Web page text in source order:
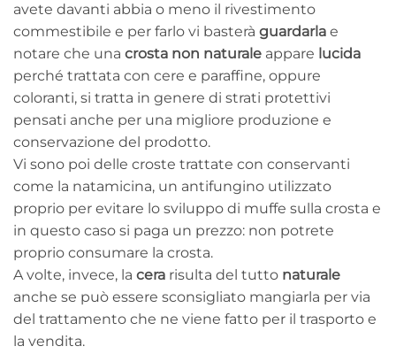
avete davanti abbia o meno il rivestimento
commestibile e per farlo vi basterà guardarla e
notare che una crosta non naturale appare lucida
perché trattata con cere e paraffine, oppure
coloranti, si tratta in genere di strati protettivi
pensati anche per una migliore produzione e
conservazione del prodotto.
Vi sono poi delle croste trattate con conservanti
come la natamicina, un antifungino utilizzato
proprio per evitare lo sviluppo di muffe sulla crosta e
in questo caso si paga un prezzo: non potrete
proprio consumare la crosta.
A volte, invece, la cera risulta del tutto naturale
anche se può essere sconsigliato mangiarla per via
del trattamento che ne viene fatto per il trasporto e
la vendita.